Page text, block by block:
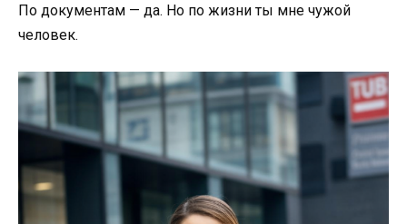
По документам — да. Но по жизни ты мне чужой
человек.